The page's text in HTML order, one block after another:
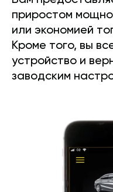
приростом
или экономией
Кроме того, вы
устройство и
заводским